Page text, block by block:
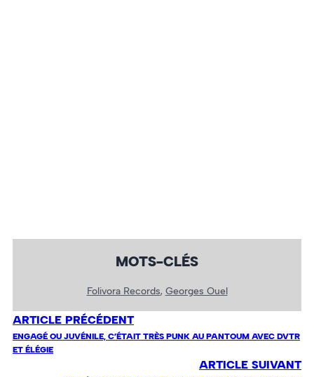
MOTS-CLÉS
Folivora Records, Georges Ouel
ARTICLE PRÉCÉDENT
ENGAGÉ OU JUVÉNILE, C’ÉTAIT TRÈS PUNK AU PANTOUM AVEC DVTR
ET ÉLÉGIE
ARTICLE SUIVANT